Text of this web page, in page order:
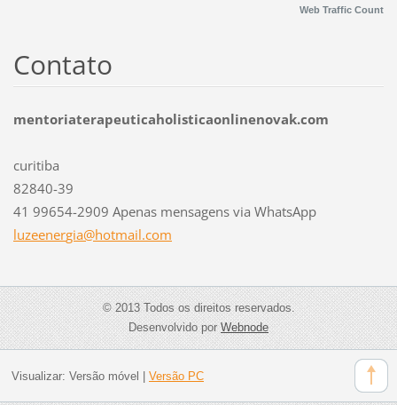
Web Traffic Count
Contato
mentoriaterapeuticaholisticaonlinenovak.com
curitiba
82840-39
41 99654-2909 Apenas mensagens via WhatsApp
luzeenergia@hotmail.com
© 2013 Todos os direitos reservados.
Desenvolvido porWebnode
Visualizar: Versão móvel Versão PC